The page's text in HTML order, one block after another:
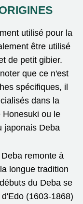
utilisé pour la
être utilisé
de petit gibier.
que ce n'est
spécifiques, il
dans la
Honesuki ou le
japonais Deba
remonte à
longue tradition
du Deba se
(1603-1868)